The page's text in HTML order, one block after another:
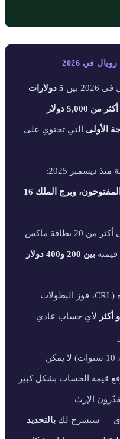
في 2026
بين 5 دولارات
لحسابات برج الملك 8-10 وحتى أكثر من 5,000 دولار
التي تحتوي على
ديسمبر 2025:
حساب برج الملك 15 يحتوي على أكثر من 20 بطاقة ماكس
بين 200 و400 دولار
يمكن أن تضيف الإيموتات النادرة (CRL، فوز البطولات
لأي حساب عادي —
(5 سنوات، 10 سنوات) لا يمكن
قيمة الحساب بشكل كبير
الإرث
— سنشرح لك بالتحديد